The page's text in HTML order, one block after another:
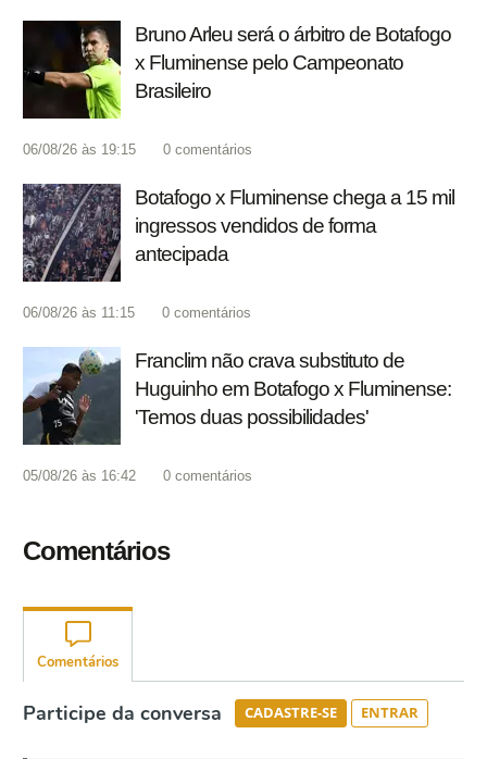
Bruno Arleu será o árbitro de Botafogo
x Fluminense pelo Campeonato
Brasileiro
06/08/26 às 19:15 0 comentários
Botafogo x Fluminense chega a 15 mil
ingressos vendidos de forma
antecipada
06/08/26 às 11:15 0 comentários
Franclim não crava substituto de
Huguinho em Botafogo x Fluminense:
'Temos duas possibilidades'
05/08/26 às 16:42 0 comentários
Comentários